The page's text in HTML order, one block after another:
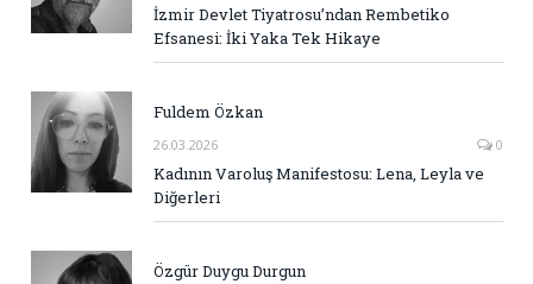
İzmir Devlet Tiyatrosu’ndan Rembetiko
Efsanesi: İki Yaka Tek Hikaye
Fuldem Özkan
26.03.2026 0
Kadının Varoluş Manifestosu: Lena, Leyla ve
Diğerleri
Özgür Duygu Durgun